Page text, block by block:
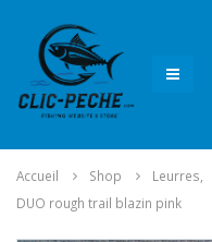
Accueil Shop Leurres
DUO rough trail blazin pink